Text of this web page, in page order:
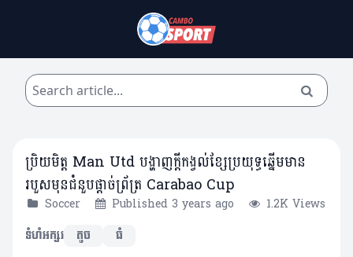
ប្រិយមិត្ត Man Utd បង្ហាញក្តីកង្វល់ខ្សែប្រយុទ្ធឆ្នើមមាន
របួសមុនជំនួបផ្តាច់ព្រ័ត្រ Carabao Cup
Soccer Published 3 years ago
1.2K Views
ទំហំអក្សរ
តូច ធំ